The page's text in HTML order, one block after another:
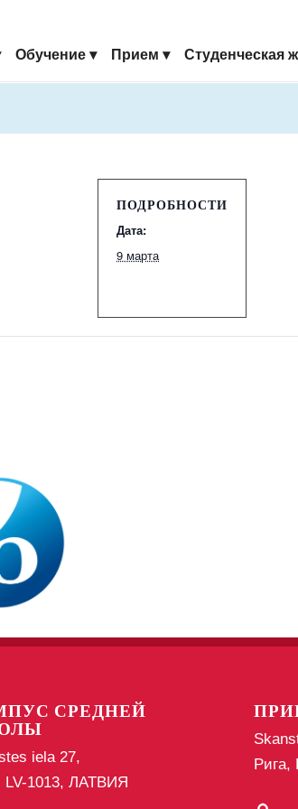
Обучение Прием Студенческая
ПОДРОБНОСТИ
Дата:
9 марта
СРЕДНЕЙ
iela 27,
LV-1013, ЛАТВИЯ
Рига,